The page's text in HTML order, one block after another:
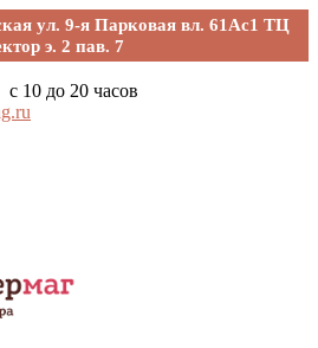
ул. 9-я Парковая вл. 61Ас1 ТЦ
э. 2 пав. 7
с 10 до 20 часов